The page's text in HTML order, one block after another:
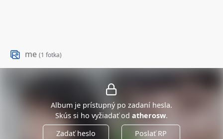
me(1 fotka)
Album je prístupný po zadaní hesla.
Skús si ho vyžiadať od atherosw.
Zadať heslo
Poslať RP